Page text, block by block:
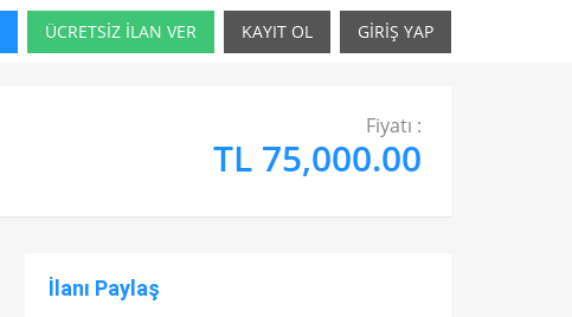
ÜCRETSİZ İLAN VER KAYIT OL GİRİŞ YAP
Fiyatı :
TL 75,000.00
İlanı Paylaş